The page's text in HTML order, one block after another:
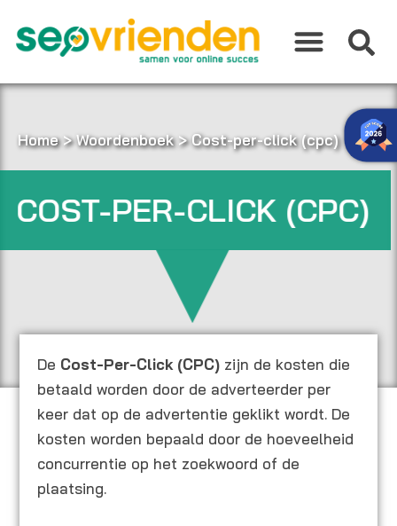
naar
inhoud
Home>Woordenboek>Cost-per-click (cpc)
COST-PER-CLICK (CPC)
De Cost-Per-Click (CPC) zijn de kosten die
betaald worden door de adverteerder per
keer dat op de advertentie geklikt wordt. De
kosten worden bepaald door de hoeveelheid
concurrentie op het zoekwoord of de
plaatsing.